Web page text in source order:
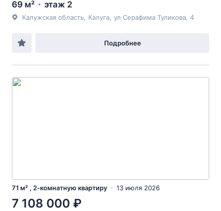
69 м² этаж 2
Калужская область Калуга ул Серафима Туликова , 4
Подробнее
71 м² , 2-комнатную квартиру 13 июля 2026
7 108 000 ₽